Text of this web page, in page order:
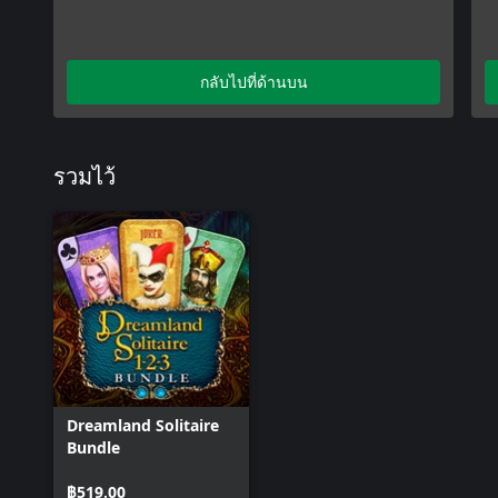
กลับไปที่ด้านบน
รวมไว้
Dreamland Solitaire
Bundle
฿519.00